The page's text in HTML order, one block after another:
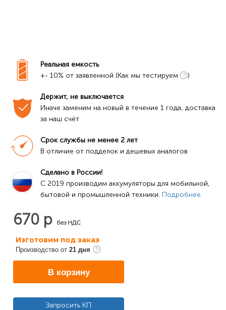
Реальная емкость
+- 10% от заявленной (Как мы тестируем
)
Держит, не выключается
Иначе заменим на новый в течение 1 года, доставка
за наш счёт
Срок службы не менее 2 лет
В отличие от подделок и дешевых аналогов
Сделано в России!
C 2019 производим аккумуляторы для мобильной,
бытовой и промышленной техники. Подробнее.
670 р без НДС
Изготовим под заказ
Производство от 21 дня
В корзину
Запросить КП